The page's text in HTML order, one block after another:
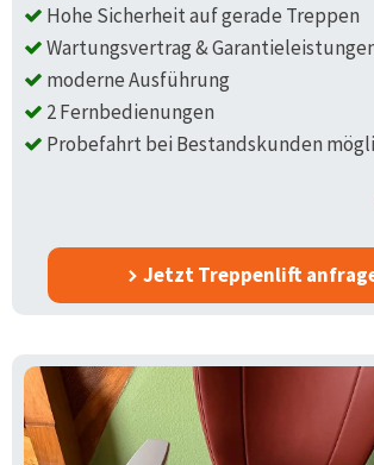
Hohe Sicherheit auf gerade Treppen
Wartungsvertrag &
moderne Ausführung
2 Fernbedienungen
Probefahrt bei Bestandskunden
Jetzt Treppenlift